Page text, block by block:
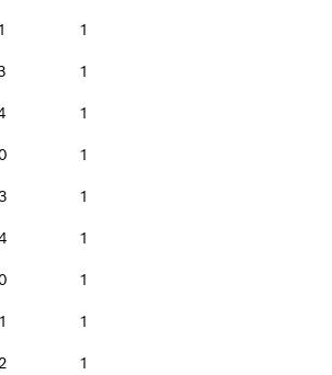
1
1
1
1
1
1
1
1
1